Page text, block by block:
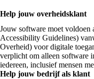
Help jouw overheidsklant
Jouw software moet
Accessibility Guidelines)
Overheid) voor digitale
verplicht om alleen software
iedereen, inclusief mensen
Help jouw bedrijf als klant